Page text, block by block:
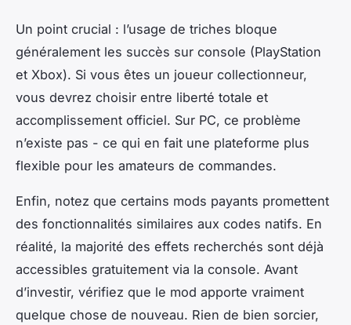
Un point crucial : l’usage de triches bloque
généralement les succès sur console (PlayStation
et Xbox). Si vous êtes un joueur collectionneur,
vous devrez choisir entre liberté totale et
accomplissement officiel. Sur PC, ce problème
n’existe pas - ce qui en fait une plateforme plus
flexible pour les amateurs de commandes.
Enfin, notez que certains mods payants promettent
des fonctionnalités similaires aux codes natifs. En
réalité, la majorité des effets recherchés sont déjà
accessibles gratuitement via la console. Avant
d’investir, vérifiez que le mod apporte vraiment
quelque chose de nouveau. Rien de bien sorcier,